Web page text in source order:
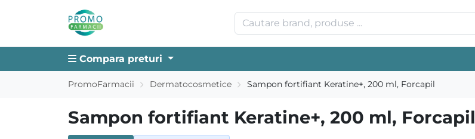
Compara preturi
PromoFarmacii Dermatocosmetice Sampon fortifiant Keratine+, 200 ml, Forcapil
Sampon fortifiant Keratine+, 200 ml, Forcapil